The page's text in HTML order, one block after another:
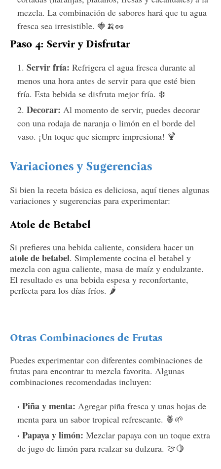
mezcla. La combinación de sabores hará que tu agua
fresca sea irresistible. 🍓🍌🥜
Paso 4: Servir y Disfrutar
Servir fría: Refrigera el agua fresca durante al
menos una hora antes de servir para que esté bien
fría. Esta bebida se disfruta mejor fría. ❄️
Decorar: Al momento de servir, puedes decorar
con una rodaja de naranja o limón en el borde del
vaso. ¡Un toque que siempre impresiona! 🍹
Variaciones y Sugerencias
Si bien la receta básica es deliciosa, aquí tienes algunas
variaciones y sugerencias para experimentar:
Atole de Betabel
Si prefieres una bebida caliente, considera hacer un
atole de betabel. Simplemente cocina el betabel y
mezcla con agua caliente, masa de maíz y endulzante.
El resultado es una bebida espesa y reconfortante,
perfecta para los días fríos. 🌶️
Otras Combinaciones de Frutas
Puedes experimentar con diferentes combinaciones de
frutas para encontrar tu mezcla favorita. Algunas
combinaciones recomendadas incluyen:
Piña y menta: Agregar piña fresca y unas hojas de
menta para un sabor tropical refrescante. 🍍🌱
Papaya y limón: Mezclar papaya con un toque extra
de jugo de limón para realzar su dulzura. 🍈🍋